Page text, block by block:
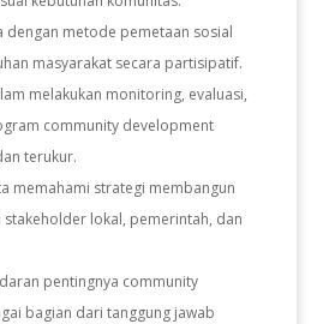
dengan metode pemetaan sosial
masyarakat secara partisipatif.
melakukan monitoring, evaluasi,
community development
terukur.
memahami strategi membangun
lokal, pemerintah, dan
pentingnya community
bagian dari tanggung jawab